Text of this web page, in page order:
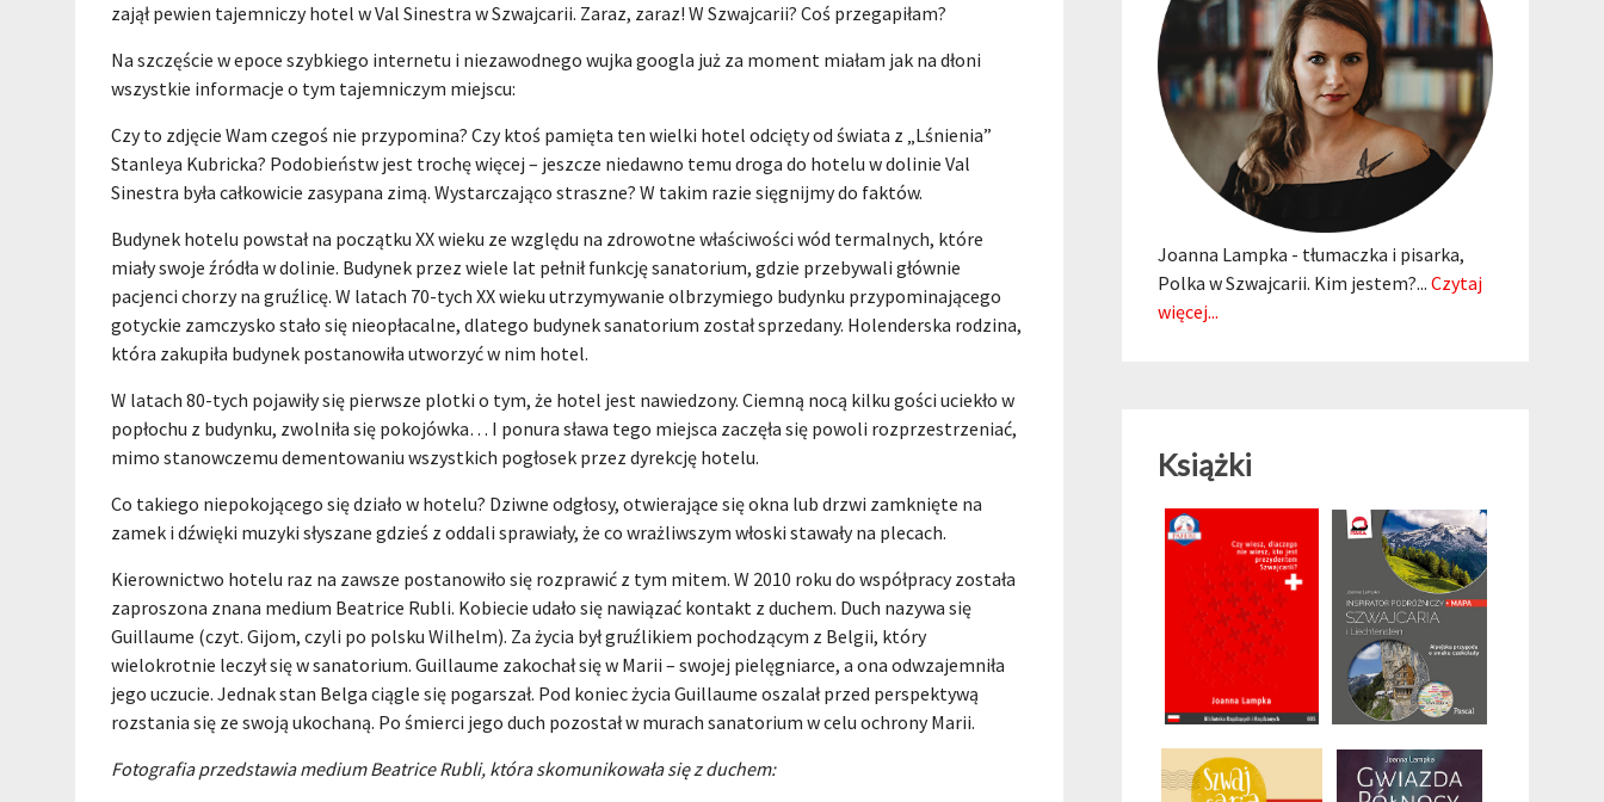
zajął pewien tajemniczy hotel w Val Sinestra w Szwajcarii. Zaraz, zaraz! W Szwajcarii? Coś przegapiłam?
Na szczęście w epoce szybkiego internetu i niezawodnego wujka googla już za moment miałam jak na dłoni
wszystkie informacje o tym tajemniczym miejscu:
Czy to zdjęcie Wam czegoś nie przypomina? Czy ktoś pamięta ten wielki hotel odcięty od świata z „Lśnienia”
Stanleya Kubricka? Podobieństw jest trochę więcej – jeszcze niedawno temu droga do hotelu w dolinie Val
Sinestra była całkowicie zasypana zimą. Wystarczająco straszne? W takim razie sięgnijmy do faktów.
Budynek hotelu powstał na początku XX wieku ze względu na zdrowotne właściwości wód termalnych, które
miały swoje źródła w dolinie. Budynek przez wiele lat pełnił funkcję sanatorium, gdzie przebywali głównie
pacjenci chorzy na gruźlicę. W latach 70-tych XX wieku utrzymywanie olbrzymiego budynku przypominającego
gotyckie zamczysko stało się nieopłacalne, dlatego budynek sanatorium został sprzedany. Holenderska rodzina,
która zakupiła budynek postanowiła utworzyć w nim hotel.
W latach 80-tych pojawiły się pierwsze plotki o tym, że hotel jest nawiedzony. Ciemną nocą kilku gości uciekło w
popłochu z budynku, zwolniła się pokojówka… I ponura sława tego miejsca zaczęła się powoli rozprzestrzeniać,
mimo stanowczemu dementowaniu wszystkich pogłosek przez dyrekcję hotelu.
Co takiego niepokojącego się działo w hotelu? Dziwne odgłosy, otwierające się okna lub drzwi zamknięte na
zamek i dźwięki muzyki słyszane gdzieś z oddali sprawiały, że co wrażliwszym włoski stawały na plecach.
Kierownictwo hotelu raz na zawsze postanowiło się rozprawić z tym mitem. W 2010 roku do współpracy została
zaproszona znana medium Beatrice Rubli. Kobiecie udało się nawiązać kontakt z duchem. Duch nazywa się
Guillaume (czyt. Gijom, czyli po polsku Wilhelm). Za życia był gruźlikiem pochodzącym z Belgii, który
wielokrotnie leczył się w sanatorium. Guillaume zakochał się w Marii – swojej pielęgniarce, a ona odwzajemniła
jego uczucie. Jednak stan Belga ciągle się pogarszał. Pod koniec życia Guillaume oszalał przed perspektywą
rozstania się ze swoją ukochaną. Po śmierci jego duch pozostał w murach sanatorium w celu ochrony Marii.
Fotografia przedstawia medium Beatrice Rubli, która skomunikowała się z duchem:
Joanna Lampka - tłumaczka i pisarka,
Polka w Szwajcarii. Kim jestem?... Czytaj
więcej...
Książki